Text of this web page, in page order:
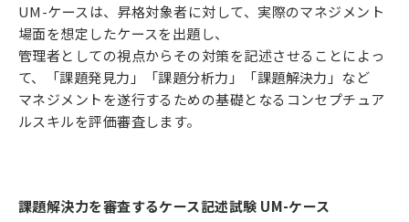
UM-ケースは、昇格対象者に対して、実際のマネジメント
場面を想定したケースを出題し、
管理者としての視点からその対策を記述させることによっ
て、「課題発見力」「課題分析力」「課題解決力」など
マネジメントを遂行するための基礎となるコンセプチュア
ルスキルを評価審査します。
課題解決力を審査するケース記述試験 UM-ケース